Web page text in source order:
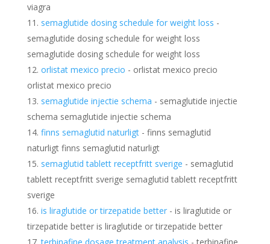
viagra
semaglutide dosing schedule for weight loss -
semaglutide dosing schedule for weight loss
semaglutide dosing schedule for weight loss
orlistat mexico precio - orlistat mexico precio
orlistat mexico precio
semaglutide injectie schema - semaglutide injectie
schema semaglutide injectie schema
finns semaglutid naturligt- finns semaglutid
naturligt finns semaglutid naturligt
semaglutid tablett receptfritt sverige - semaglutid
tablett receptfritt sverige semaglutid tablett receptfritt
sverige
is liraglutide or tirzepatide better- is liraglutide or
tirzepatide better is liraglutide or tirzepatide better